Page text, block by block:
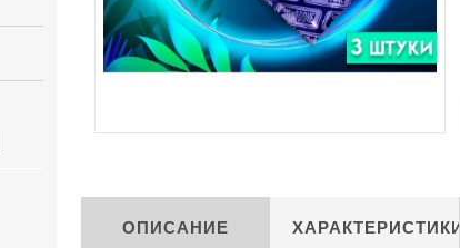
ОПИСАНИЕ ХАРАКТЕРИСТИКИ